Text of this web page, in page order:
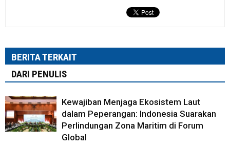
BERITA TERKAIT
DARI PENULIS
Kewajiban Menjaga Ekosistem Laut
dalam Peperangan: Indonesia Suarakan
Perlindungan Zona Maritim di Forum
Global